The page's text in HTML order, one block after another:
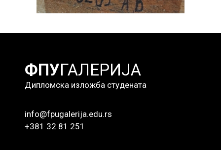
ФПУГАЛЕРИЈА
Дипломска изложба студената
info@fpugalerija.edu.rs
+381 32 81 251